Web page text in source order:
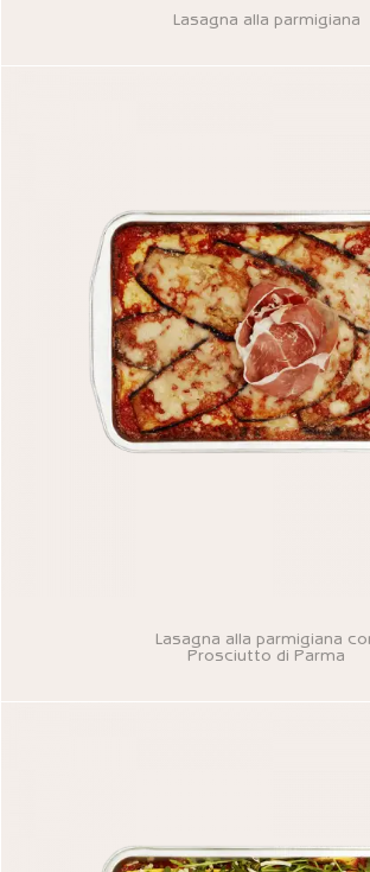
Lasagna alla parmigiana
Lasagna alla parmigiana
Prosciutto di Parma